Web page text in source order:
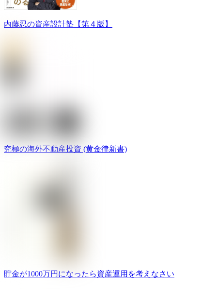
内藤忍の資産設計塾【第４版】
究極の海外不動産投資 (黄金律新書)
貯金が1000万円になったら資産運用を考えなさい